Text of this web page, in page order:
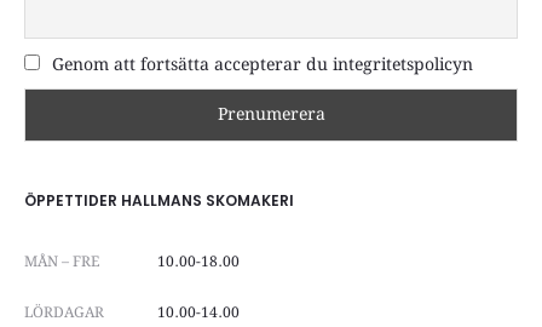
Genom att fortsätta accepterar du integritetspolicyn
ÖPPETTIDER HALLMANS SKOMAKERI
MÅN – FRE 10.00-18.00
LÖRDAGAR
10.00-14.00